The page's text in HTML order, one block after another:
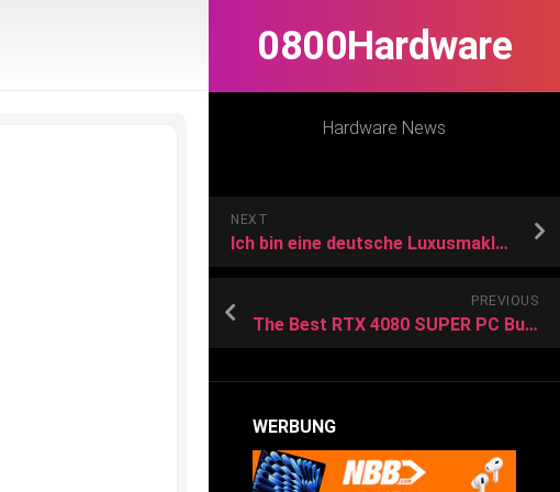
0800Hardware
Hardware News
NEXT
Ich bin eine deutsche Luxusmaklerin in LA und habe Justin Bieber eine Villa verkauft
PREVIOUS
The Best RTX 4080 SUPER PC Builds
WERBUNG